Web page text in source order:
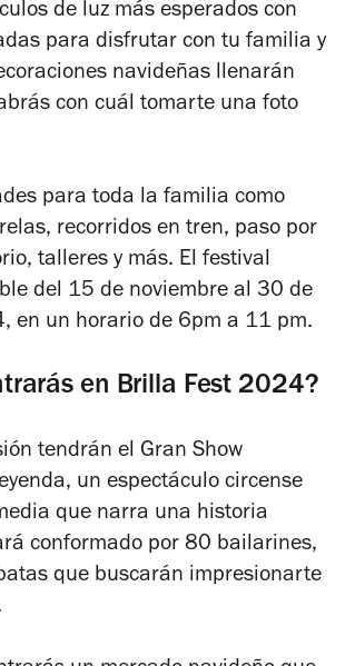
de luz más esperados con
para disfrutar con tu familia y
navideñas llenarán
con cuál tomarte una foto
para toda la familia como
recorridos en tren, paso por
talleres y más. El festival
del 15 de noviembre al 30 de
en un horario de 6pm a 11 pm.
en Brilla Fest 2024?
tendrán el Gran Show
un espectáculo circense
que narra una historia
conformado por 80 bailarines,
que buscarán impresionarte